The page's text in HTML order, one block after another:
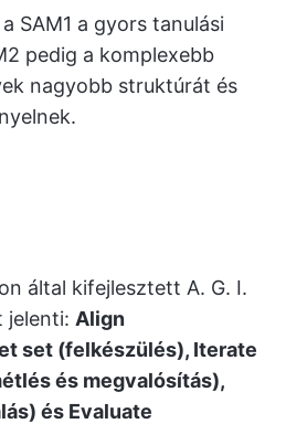
SAM1 a gyors tanulási
pedig a komplexebb
nagyobb struktúrát és
által kifejlesztett A. G. I.
jelenti: Align
set (felkészülés), Iterate
és megvalósítás),
és Evaluate